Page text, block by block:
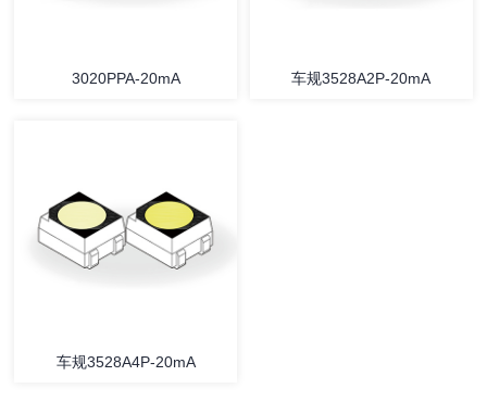
3020PPA-20mA 车规3528A2P-20mA
车规3528A4P-20mA